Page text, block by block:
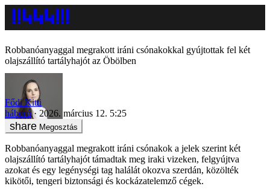
Robbanóanyaggal megrakott iráni csónakokkal gyújtottak fel két
olajszállító tartályhajót az Öbölben
Fődi Kitti
háború
2026. március 12. 5:25
Megosztás
Robbanóanyaggal megrakott iráni csónakok a jelek szerint két
olajszállító tartályhajót támadtak meg iraki vizeken, felgyújtva
azokat és egy legénységi tag halálát okozva szerdán, közölték
kikötői, tengeri biztonsági és kockázatelemző cégek.